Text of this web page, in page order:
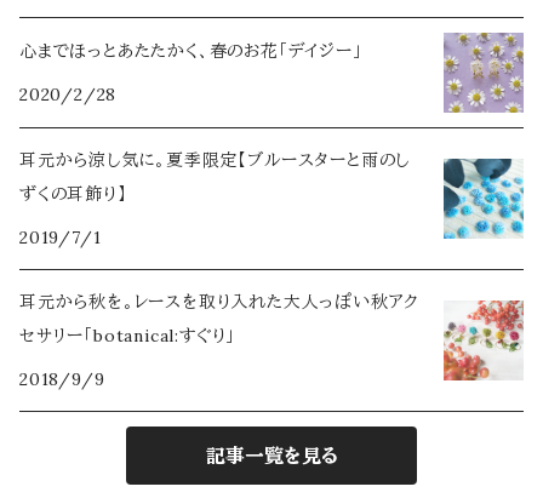
金木犀
なでしこ
雪割草
ブラックパール
カーネーション
パッチンピン
Ruimeme×Novelize
夜明玉×Novelize
Belle pageの耳飾り
花香水
ループタイ
マスク＆眼鏡チェーン
イヤーカフ
2022年限定【ブーケ】
2021年限定【花蜜】
2020年限定【Classy】
2025年限定【Iris -イリス-】
2026年限定【Fleuri-フルリィ-】
秋コフレ【薔薇 -ロミオトジュリエット-】
冬コフレ【白雪姫 -白雪姫-】
夏コフレ【エリンジウム -シンデレラ- 】
秋コフレ【クレマチス -千夜一夜物語- 】
冬コフレ【フィリカ -星の銀貨-】
2025
アクセサリーボックス
パッチンピン
心までほっとあたたかく、春のお花「デイジー」
2020/2/28
耳元から涼し気に。夏季限定【ブルースターと雨のし
ずくの耳飾り】
2019/7/1
耳元から秋を。レースを取り入れた大人っぽい秋アク
セサリー「botanical:すぐり」
2018/9/9
記事一覧を見る